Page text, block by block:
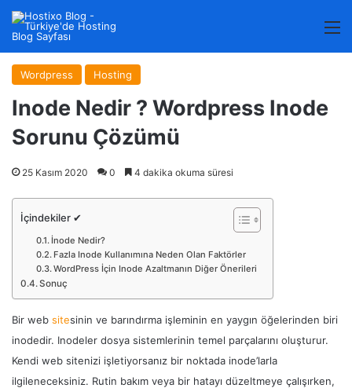
Wordpress Hosting
Inode Nedir ? Wordpress Inode
Sorunu Çözümü
25 Kasım 2020 0 4 dakika okuma süresi
İçindekiler ✔
İnode Nedir?
Fazla Inode Kullanımına Neden Olan Faktörler
WordPress İçin Inode Azaltmanın Diğer Önerileri
Sonuç
Bir web sitesinin ve barındırma işleminin en yaygın öğelerinden biri
inodedir. Inodeler dosya sistemlerinin temel parçalarını oluşturur.
Kendi web sitenizi işletiyorsanız bir noktada inode’larla
ilgileneceksiniz. Rutin bakım veya bir hatayı düzeltmeye çalışırken,